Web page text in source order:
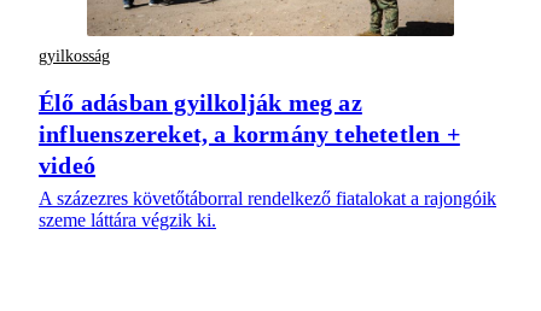
gyilkosság
Élő adásban gyilkolják meg az
influenszereket, a kormány tehetetlen +
videó
A százezres követőtáborral rendelkező fiatalokat a rajongóik
szeme láttára végzik ki.